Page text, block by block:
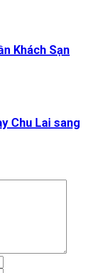
Khách Sạn
Chu Lai sang